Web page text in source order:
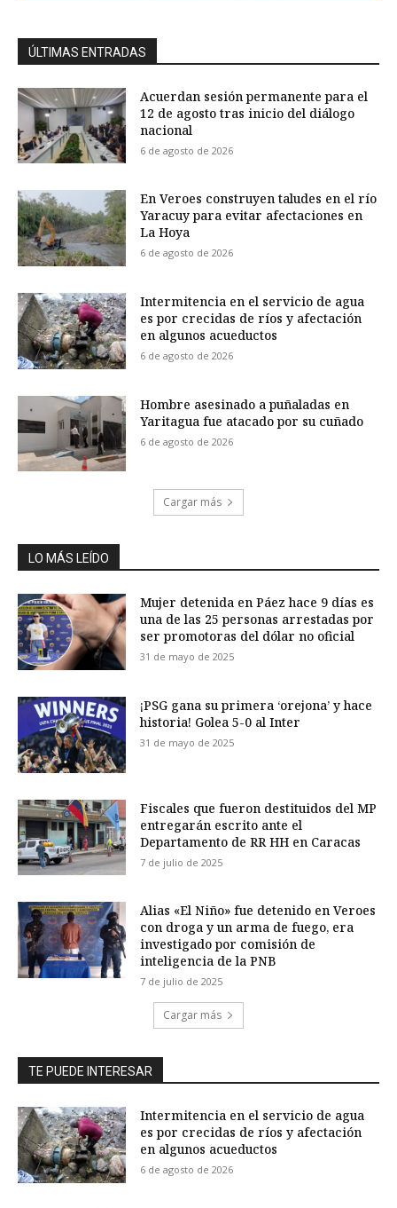
ÚLTIMAS ENTRADAS
Acuerdan sesión permanente para el
12 de agosto tras inicio del diálogo
nacional
6 de agosto de 2026
En Veroes construyen taludes en el río
Yaracuy para evitar afectaciones en
La Hoya
6 de agosto de 2026
Intermitencia en el servicio de agua
es por crecidas de ríos y afectación
en algunos acueductos
6 de agosto de 2026
Hombre asesinado a puñaladas en
Yaritagua fue atacado por su cuñado
6 de agosto de 2026
Cargar más
LO MÁS LEÍDO
Mujer detenida en Páez hace 9 días es
una de las 25 personas arrestadas por
ser promotoras del dólar no oficial
31 de mayo de 2025
¡PSG gana su primera ‘orejona’ y hace
historia! Golea 5-0 al Inter
31 de mayo de 2025
Fiscales que fueron destituidos del MP
entregarán escrito ante el
Departamento de RR HH en Caracas
7 de julio de 2025
Alias «El Niño» fue detenido en Veroes
con droga y un arma de fuego, era
investigado por comisión de
inteligencia de la PNB
7 de julio de 2025
Cargar más
TE PUEDE INTERESAR
Intermitencia en el servicio de agua
es por crecidas de ríos y afectación
en algunos acueductos
6 de agosto de 2026